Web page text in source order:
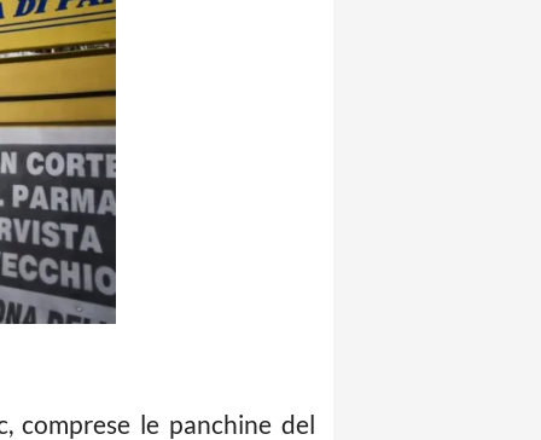
comprese le panchine del